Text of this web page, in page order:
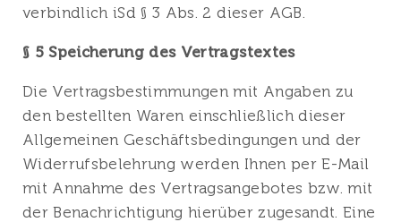
verbindlich iSd § 3 Abs. 2 dieser AGB.
§ 5 Speicherung des Vertragstextes
Die Vertragsbestimmungen mit Angaben zu
den bestellten Waren einschließlich dieser
Allgemeinen Geschäftsbedingungen und der
Widerrufsbelehrung werden Ihnen per E-Mail
mit Annahme des Vertragsangebotes bzw. mit
der Benachrichtigung hierüber zugesandt. Eine